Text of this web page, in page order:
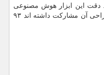
دقت این ابزار هوش مصنوعی
كه چهار دانشگاه ژاپنی در تولید و طراحی آن مشاركت داشته اند ۹۳